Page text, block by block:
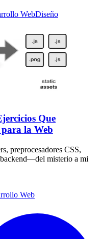
WebDiseño
Que
la Web
preprocesadores CSS,
misterio a mi
Web